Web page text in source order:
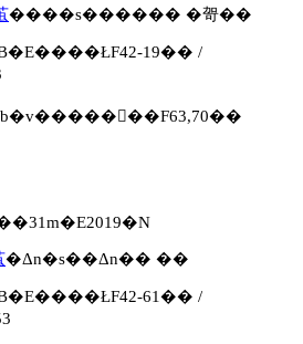
����s������ �哿��
19�� /
�Δn�s��Δn�� ��
61�� /